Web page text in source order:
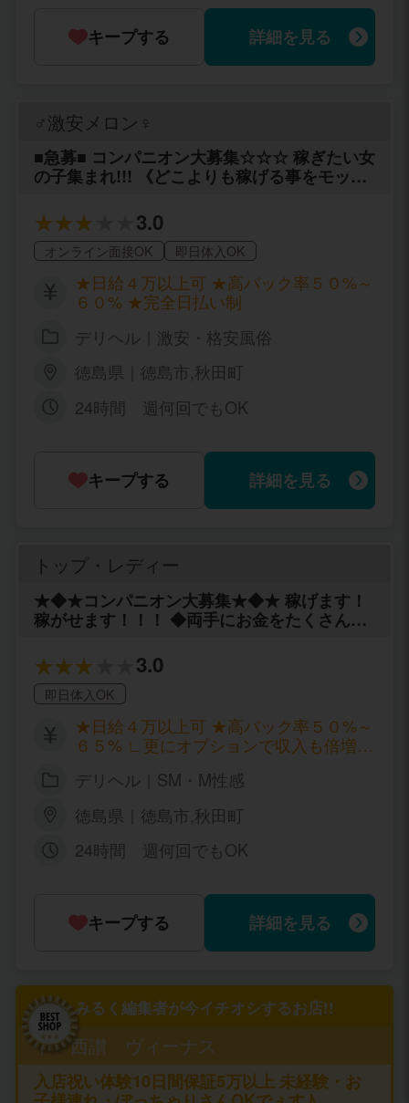
キープする 詳細を見る
♂激安メロン♀
■急募■ コンパニオン大募集☆☆☆ 稼ぎたい女
の子集まれ!!! 《どこよりも稼げる事をモット
します！》 ※一日体験でも大歓迎！ ※地元の
方・県外の方も大歓迎！ 24時間お気軽に何で
もご相談下さい！ お電話お待ちしておりま
3.0
オンライン面接OK 即日体入OK
★日給４万以上可 ★高バック率５０%～
６０% ★完全日払い制
デリヘル｜激安・格安風俗
徳島県｜徳島市,秋田町
24時間 週何回でもOK
キープする 詳細を見る
トップ・レディー
★◆★コンパニオン大募集★◆★ 稼げます！
稼がせます！！！ ◆両手にお金をたくさん持
生かしませんか？≫ 容姿・スタイルに自信の
ある貴女！お待ちしております。 必ず「トッ
プレディーに来てよかった」と言わせてみま
3.0
即日体入OK
★日給４万以上可 ★高バック率５０%～
６５% ∟更にオプションで収入も倍増
有料) ★完全日払い制
デリヘル｜SM・M性感
徳島県｜徳島市,秋田町
24時間 週何回でもOK
キープする 詳細を見る
みるく編集者が今イチオシするお店!!
中・西讃 ヴィーナス
入店祝い体験10日間保証5万以上 未経験・お